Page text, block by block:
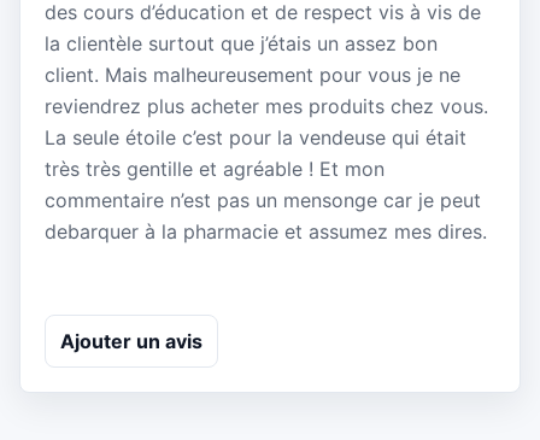
des cours d’éducation et de respect vis à vis de
la clientèle surtout que j’étais un assez bon
client. Mais malheureusement pour vous je ne
reviendrez plus acheter mes produits chez vous.
La seule étoile c’est pour la vendeuse qui était
très très gentille et agréable ! Et mon
commentaire n’est pas un mensonge car je peut
debarquer à la pharmacie et assumez mes dires.
Ajouter un avis